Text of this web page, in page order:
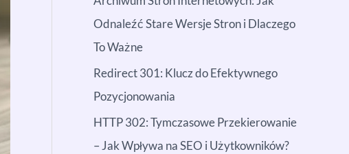
Odnaleźć Stare Wersje Stron i Dlaczego
To Ważne
Redirect 301: Klucz do Efektywnego
Pozycjonowania
HTTP 302: Tymczasowe Przekierowanie
– Jak Wpływa na SEO i Użytkowników?